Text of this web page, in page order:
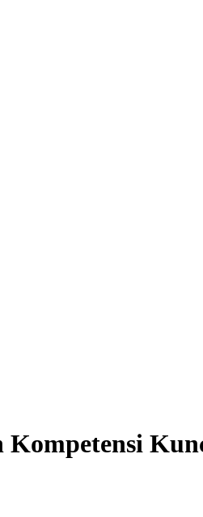
Kompetensi